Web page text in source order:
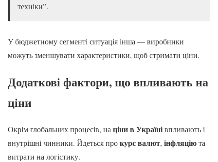
техніки”.
У бюджетному сегменті ситуація інша — виробники
можуть зменшувати характеристики, щоб стримати ціни.
Додаткові фактори, що впливають на
ціни
Окрім глобальних процесів, на ціни в Українівпливають і
внутрішні чинники. Йдеться прокурс валют, інфляціюта
витрати на логістику.